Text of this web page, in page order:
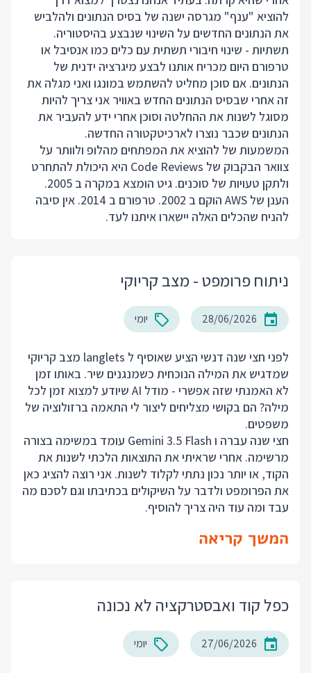
להוציא "ענף" מגרסה ישנה של בסיס הנתונים ולהלביש
את הנתונים החדשים על השינוי שנבצע בהיסטוריה.
תשתיות - שינוי חיבורי תשתית עם כלים כמו אנסיבל או
טרפורם היום מכריח אותנו לבצע מיגרציה ידנית של
הנתונים. אם סוכן מחליט להשתמש במונגו ואני מגלה את
זה אחרי שבסיס הנתונים החדש באוויר אני צריך להיות
מסוגל לשנות את ההחלטה וסוכן אחרי ידע להעביר את
הנתונים שכבר נוצרו לארכיטקטורה החדשה.
המשמעות של להוציא את המפתחים מהלופ ולוותר על
צוואר הבקבוק של Code Reviews היא היכולת להתחרט
ולתקן טעויות של סוכנים. גיט הומצא במקרה ב 2005.
הענן של AWS הוקם ב 2002. טרפורם ב 2014. אין סיבה
להניח שהכלים האלה יישארו איתנו לעד.
ניתוח פרומפט - מצב קריוקי
28/06/2026 יומי
לפני חצי שנה דנשי הציע שאוסיף ל langlets מצב קריוקי
שמדגיש את המילה הנוכחית כשמנגנים שיר. באותו זמן
לא האמנתי שזה אפשרי - מודל AI שיודע למצוא זמן לכל
מילה? הם בקושי מצליחים ליצור לי התאמה ברזולוציה של
משפטים.
חצי שנה עברה ו Gemini 3.5 Flash עומד במשימה בצורה
מרשימה. אחרי שראיתי את התוצאות הלכתי לשנות את
הקוד, או יותר נכון נתתי לקלוד לשנות. אני רוצה להציג כאן
את הפרומפט ולדבר על השיקולים בכתיבתו וגם לסכם מה
עבד ומה עוד היה צריך להוסיף.
המשך קריאה
כפל קוד ואבסטרקציה לא נכונה
27/06/2026 יומי